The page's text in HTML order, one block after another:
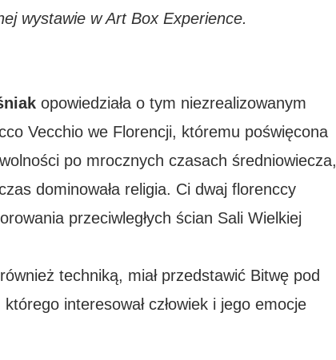
wystawie w Art Box Experience.
opowiedziała o tym niezrealizowanym
Vecchio we Florencji, któremu poświęcona
po mrocznych czasach średniowiecza,
dominowała religia. Ci dwaj florenccy
przeciwległych ścian Sali Wielkiej
techniką, miał przedstawić Bitwę pod
interesował człowiek i jego emocje